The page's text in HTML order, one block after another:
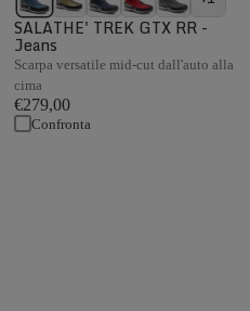
SALATHE' TREK GTX RR -
Jeans
Scarpa versatile mid-cut dall'auto alla
cima
€279,00
Confronta